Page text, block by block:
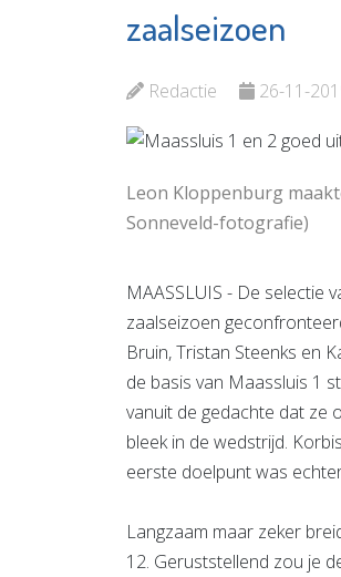
zaalseizoen
Redactie 26-11-
Leon Kloppenburg
Sonneveld-fotografie)
MAASSLUIS - De selectie
zaalseizoen
Bruin, Tristan Steenks en
de basis van Maassluis 1
vanuit de gedachte dat ze
bleek in de wedstrijd.
eerste doelpunt was
Langzaam maar zeker
12. Geruststellend zou je